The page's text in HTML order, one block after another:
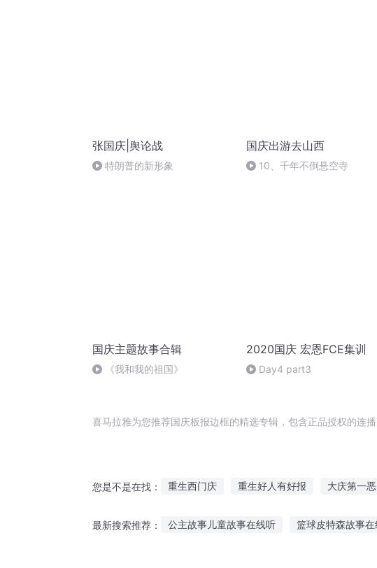
张国庆|舆论战
特朗普的新形象
国庆出游去山西
10、千年不倒悬空寺
国庆主题故事合辑
《我和我的祖国》
2020国庆 宏恩FCE集训
Day4 part3
喜马拉雅为您推荐国庆板报边框的精选专辑，包含正品授权的连
您是不是在找： 重生西门庆 重生好人有好报 大庆第一恶
最新搜索推荐： 公主故事儿童故事在线听 篮球皮特森故事